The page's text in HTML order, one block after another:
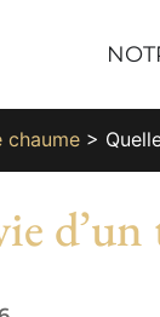
chaume >